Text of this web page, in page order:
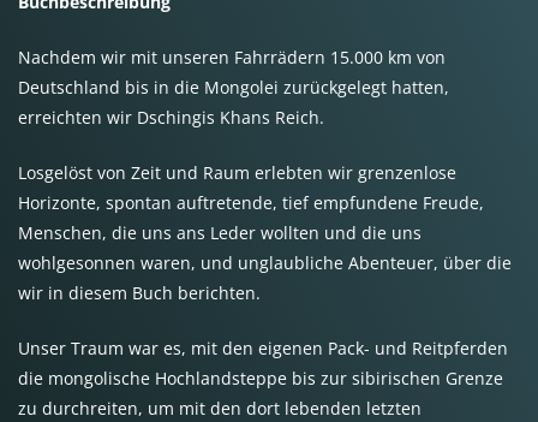
Nachdem wir mit unseren Fahrrädern 15.000 km von
Deutschland bis in die Mongolei zurückgelegt hatten,
erreichten wir Dschingis Khans Reich.
Losgelöst von Zeit und Raum erlebten wir grenzenlose
Horizonte, spontan auftretende, tief empfundene Freude,
Menschen, die uns ans Leder wollten und die uns
wohlgesonnen waren, und unglaubliche Abenteuer, über die
wir in diesem Buch berichten.
Unser Traum war es, mit den eigenen Pack- und Reitpferden
die mongolische Hochlandsteppe bis zur sibirischen Grenze
zu durchreiten, um mit den dort lebenden letzten